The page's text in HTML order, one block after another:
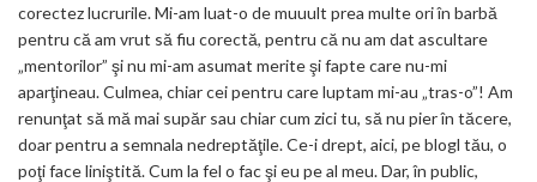
corectez lucrurile. Mi-am luat-o de muuult prea multe ori în barbă
pentru că am vrut să fiu corectă, pentru că nu am dat ascultare
„mentorilor” şi nu mi-am asumat merite şi fapte care nu-mi
aparţineau. Culmea, chiar cei pentru care luptam mi-au „tras-o”! Am
renunţat să mă mai supăr sau chiar cum zici tu, să nu pier în tăcere,
doar pentru a semnala nedreptăţile. Ce-i drept, aici, pe blogl tău, o
poţi face liniştită. Cum la fel o fac şi eu pe al meu. Dar, în public,